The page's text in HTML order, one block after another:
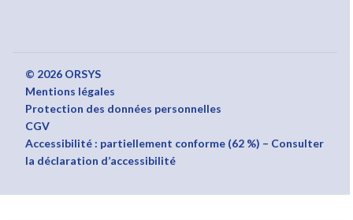
© 2026 ORSYS
Mentions légales
Protection des données personnelles
CGV
Accessibilité : partiellement conforme (62 %) – Consulter
la déclaration d’accessibilité